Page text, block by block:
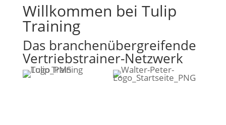
Willkommen bei Tulip
Training
Das branchenübergreifende
Vertriebstrainer-Netzwerk